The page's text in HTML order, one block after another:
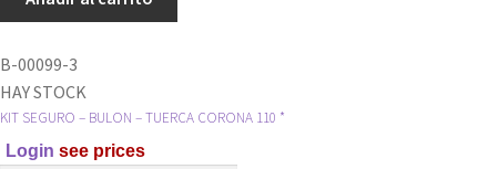
BULON
TUERCA
CORONA
YAMAHA
YBR
B-00099-3
HAY STOCK
KIT SEGURO – BULON – TUERCA CORONA 110 *
Login see prices